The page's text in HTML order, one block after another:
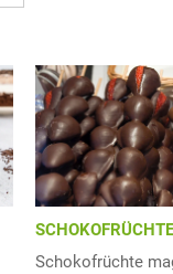
SCHOKOFRÜCHTE
Schokofrüchte